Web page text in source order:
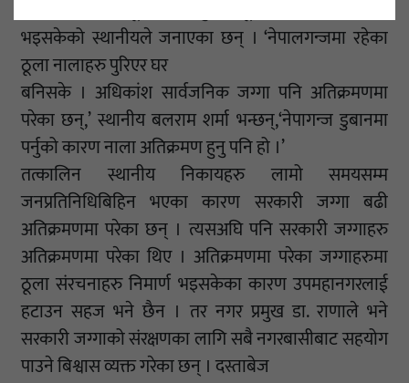
भइसकेको स्थानीयले जनाएका छन् । ‘नेपालगन्जमा रहेका
ठूला नालाहरु पुरिएर घर
बनिसके । अधिकांश सार्वजनिक जग्गा पनि अतिक्रमणमा
परेका छन्,’ स्थानीय बलराम शर्मा भन्छन्,‘नेपागन्ज डुबानमा
पर्नुको कारण नाला अतिक्रमण हुनु पनि हो ।’
तत्कालिन स्थानीय निकायहरु लामो समयसम्म
जनप्रतिनिधिबिहिन भएका कारण सरकारी जग्गा बढी
अतिक्रमणमा परेका छन् । त्यसअघि पनि सरकारी जग्गाहरु
अतिक्रमणमा परेका थिए । अतिक्रमणमा परेका जग्गाहरुमा
ठूला संरचनाहरु निमार्ण भइसकेका कारण उपमहानगरलाई
हटाउन सहज भने छैन । तर नगर प्रमुख डा. राणाले भने
सरकारी जग्गाको संरक्षणका लागि सबै नगरबासीबाट सहयोग
पाउने बिश्वास व्यक्त गरेका छन् । दस्ताबेज